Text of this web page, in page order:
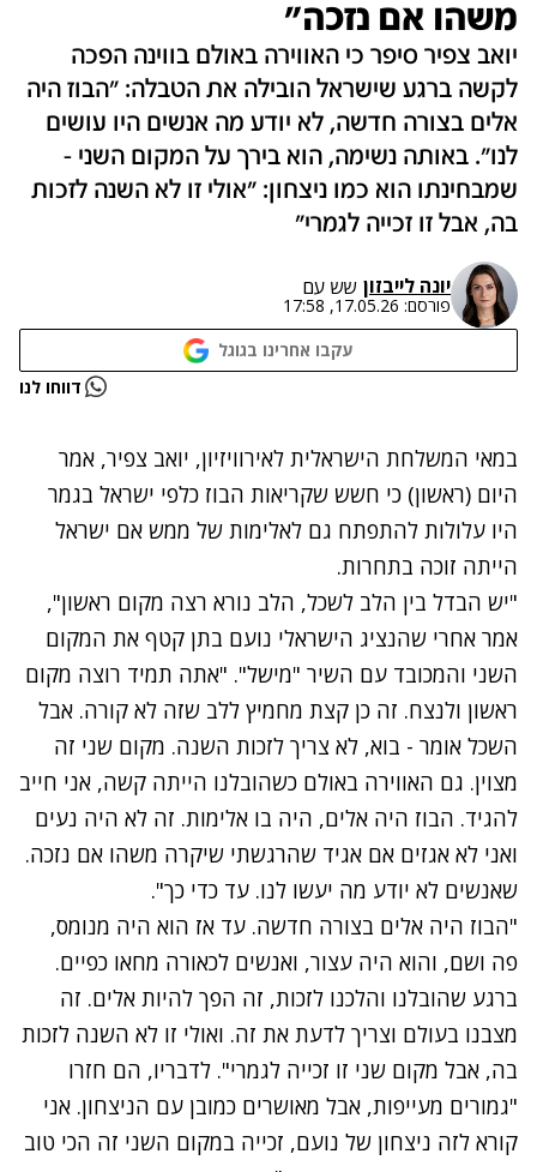
משהו אם נזכה"
יואב צפיר סיפר כי האווירה באולם בווינה הפכה
לקשה ברגע שישראל הובילה את הטבלה: "הבוז היה
אלים בצורה חדשה, לא יודע מה אנשים היו עושים
לנו". באותה נשימה, הוא בירך על המקום השני -
שמבחינתו הוא כמו ניצחון: "אולי זו לא השנה לזכות
בה, אבל זו זכייה לגמרי"
יונה לייבזון שש עם
פורסם: 17.05.26, 17:58
עקבו אחרינו בגוגל
נתקלנו בבעיה דווחו לנו
במאי המשלחת הישראלית לאירוויזיון, יואב צפיר, אמר
היום (ראשון) כי חשש שקריאות הבוז כלפי ישראל בגמר
היו עלולות להתפתח גם לאלימות של ממש אם ישראל
הייתה זוכה בתחרות.
"יש הבדל בין הלב לשכל, הלב נורא רצה מקום ראשון",
אמר אחרי שהנציג הישראלי נועם בתן קטף את המקום
השני והמכובד עם השיר "מישל". "אתה תמיד רוצה מקום
ראשון ולנצח. זה כן קצת מחמיץ ללב שזה לא קורה. אבל
השכל אומר - בוא, לא צריך לזכות השנה. מקום שני זה
מצוין. גם האווירה באולם כשהובלנו הייתה קשה, אני חייב
להגיד. הבוז היה אלים, היה בו אלימות. זה לא היה נעים
ואני לא אגזים אם אגיד שהרגשתי שיקרה משהו אם נזכה.
שאנשים לא יודע מה יעשו לנו. עד כדי כך".
"הבוז היה אלים בצורה חדשה. עד אז הוא היה מנומס,
פה ושם, והוא היה עצור, ואנשים לכאורה מחאו כפיים.
ברגע שהובלנו והלכנו לזכות, זה הפך להיות אלים. זה
מצבנו בעולם וצריך לדעת את זה. ואולי זו לא השנה לזכות
בה, אבל מקום שני זו זכייה לגמרי". לדבריו, הם חזרו
"גמורים מעייפות, אבל מאושרים כמובן עם הניצחון. אני
קורא לזה ניצחון של נועם, זכייה במקום השני זה הכי טוב